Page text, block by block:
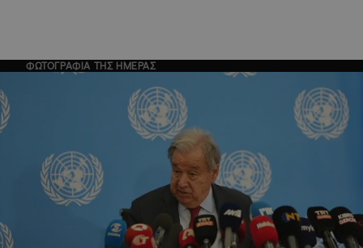
ΦΩΤΟΓΡΑΦΙΑ ΤΗΣ ΗΜΕΡΑΣ